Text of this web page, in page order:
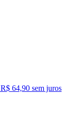
R$ 64,90 sem juros